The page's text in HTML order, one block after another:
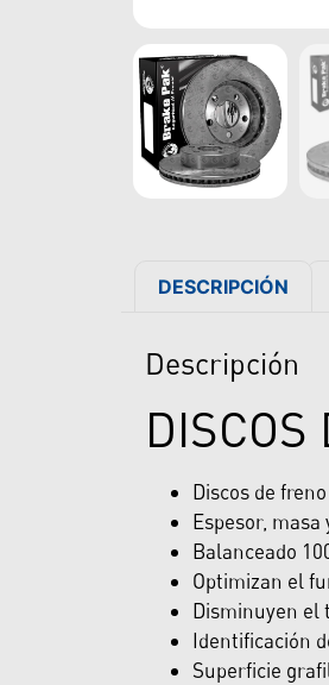
DESCRIPCIÓN
Descripción
DISCOS
Discos de
Espesor,
Balanceado
Optimizan el
Disminuyen el
Identificación
Superficie